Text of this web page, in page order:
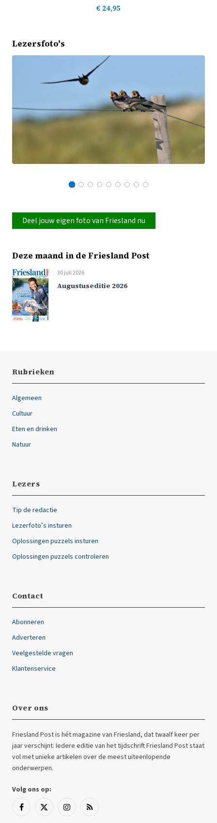
€ 24,95
Lezersfoto's
Deel jouw eigen foto van Friesland nu
Deze maand in de Friesland Post
30 juli 2026
Augustuseditie 2026
Rubrieken
Algemeen
Cultuur
Eten en drinken
Natuur
Lezers
Tip de redactie
Lezerfoto’s insturen
Oplossingen puzzels insturen
Oplossingen puzzels controleren
Contact
Abonneren
Adverteren
Veelgestelde vragen
Klantenservice
Over ons
Friesland Post is hét magazine van Friesland, dat twaalf keer per
jaar verschijnt. Iedere editie van het tijdschrift Friesland Post staat
vol met unieke artikelen over de meest uiteenlopende
onderwerpen.
Volg ons op:
Facebook
X
InstagramRSS